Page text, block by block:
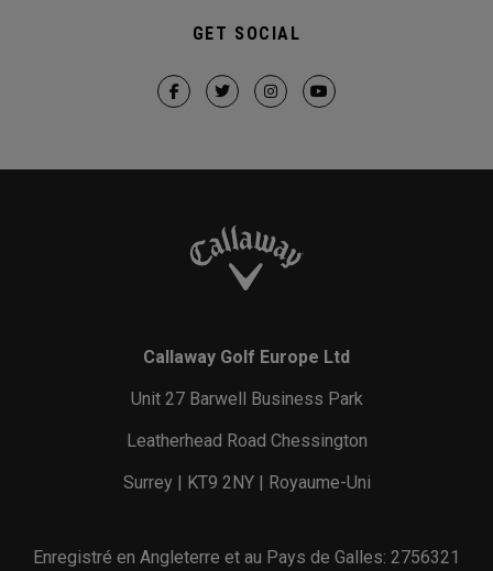
GET SOCIAL
Callaway Golf Europe Ltd
Unit 27 Barwell Business Park
Leatherhead Road Chessington
Surrey | KT9 2NY | Royaume-Uni
Enregistré en Angleterre et au Pays de Galles: 2756321